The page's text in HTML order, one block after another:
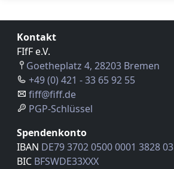
Kontakt
FIfF e.V.
Goetheplatz 4, 28203 Bremen
+49 (0) 421 - 33 65 92 55
fiff@fiff.de
PGP-Schlüssel
Spendenkonto
IBAN DE79 3702 0500 0001 3828 03
BIC BFSWDE33XXX